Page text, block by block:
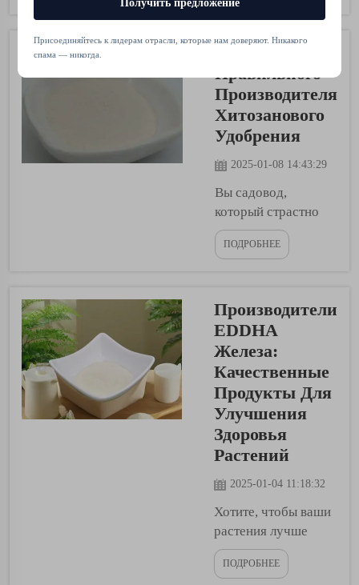
минералом для того,
чтобы растения
росли сильными и
здоровыми. Оно
помогает им
оставаться
здоровыми и давать
много фруктов и
овощей. Но иногда
растения...
Правильного
Производителя
Хитозанового
Удобрения
2025-01-08 14:43:29
Вы садовод,
который страстно
желает иметь
красивые и
то вы можете
рассмотреть
применение
хитозанового
удобрения.
Хитозановое
удобрение — это
уникальное
удобрение,
полученное из
креветочных
панцирей. Листовые
овощи: Это
удобрение...
ПОДРОБНЕЕ
Производители
EDDHA
Железа:
Качественные
Продукты Для
Улучшения
Здоровья
Растений
2025-01-04 11:18:32
Хотите, чтобы ваши
растения лучше
росли и были
здоровыми?
ПОДРОБНЕЕ
Получить предложение
Присоединяйтесь к лидерам отрасли, которые нам доверяют. Никакого
спама — никогда.